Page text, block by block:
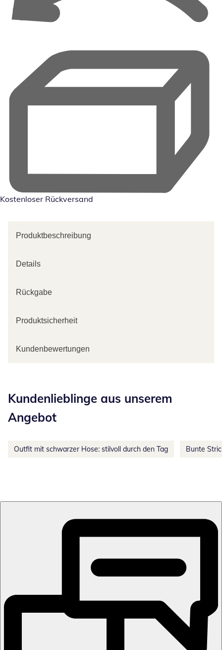
Kostenloser Rückversand
Produktbeschreibung
Details
Rückgabe
Produktsicherheit
Kundenbewertungen
Kundenlieblinge aus unserem
Angebot
Outfit mit schwarzer Hose: stilvoll durch den Tag Bunte